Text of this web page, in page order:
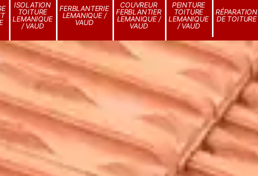
ISOLATION
TOITURE
LEMANIQUE
/ VAUD
FERBLANTERIE
LEMANIQUE /
VAUD
COUVREUR
FERBLANTIER
LEMANIQUE /
VAUD
PEINTURE
TOITURE
LEMANIQUE
/ VAUD
RÉPARATION
DE TOITURE